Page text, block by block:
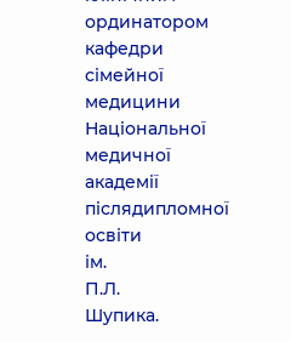
ординатором
кафедри
сімейної
медицини
Національної
медичної
академії
післядипломної
освіти
ім.
П.Л.
Шупика.